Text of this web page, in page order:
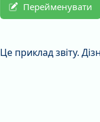
Перейменувати
Це приклад звіту.